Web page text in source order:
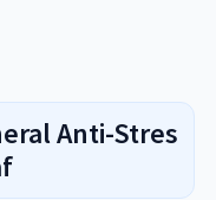
Anti-Stres